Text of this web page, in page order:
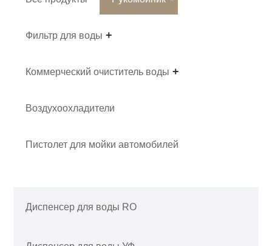
Фильтр для воды
Коммерческий очиститель воды
Воздухоохладители
Пистолет для мойки автомобилей
Диспенсер для воды RO